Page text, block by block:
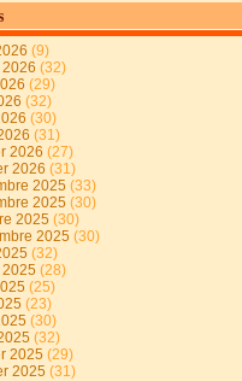
(9)
(32)
(29)
(32)
(30)
(31)
2026 (27)
2026 (31)
2025 (33)
2025 (30)
2025 (30)
2025 (30)
(32)
(28)
(25)
(23)
(30)
(32)
2025 (29)
2025 (31)